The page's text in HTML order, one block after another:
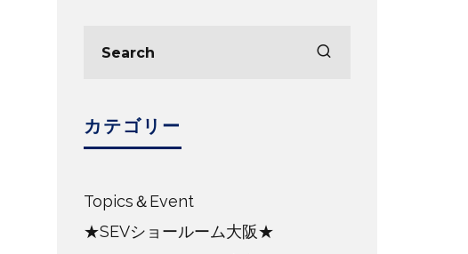
カテゴリー
Topics＆Event
★SEVショールーム大阪★